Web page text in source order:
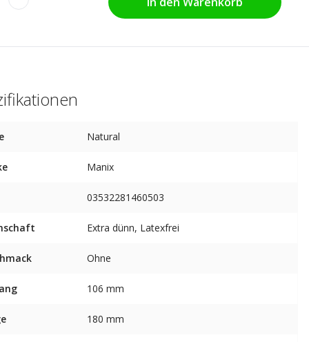
Natural
Manix
03532281460503
Extra dünn, Latexfrei
Ohne
106 mm
180 mm